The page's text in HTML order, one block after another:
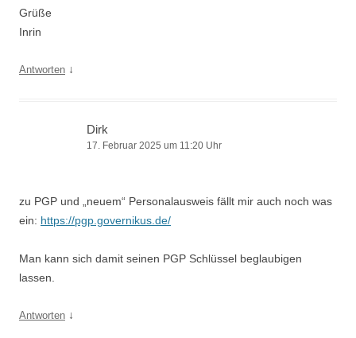
Grüße
Inrin
Antworten ↓
Dirk
17. Februar 2025 um 11:20 Uhr
zu PGP und „neuem“ Personalausweis fällt mir auch noch was
ein: https://pgp.governikus.de/
Man kann sich damit seinen PGP Schlüssel beglaubigen
lassen.
Antworten ↓